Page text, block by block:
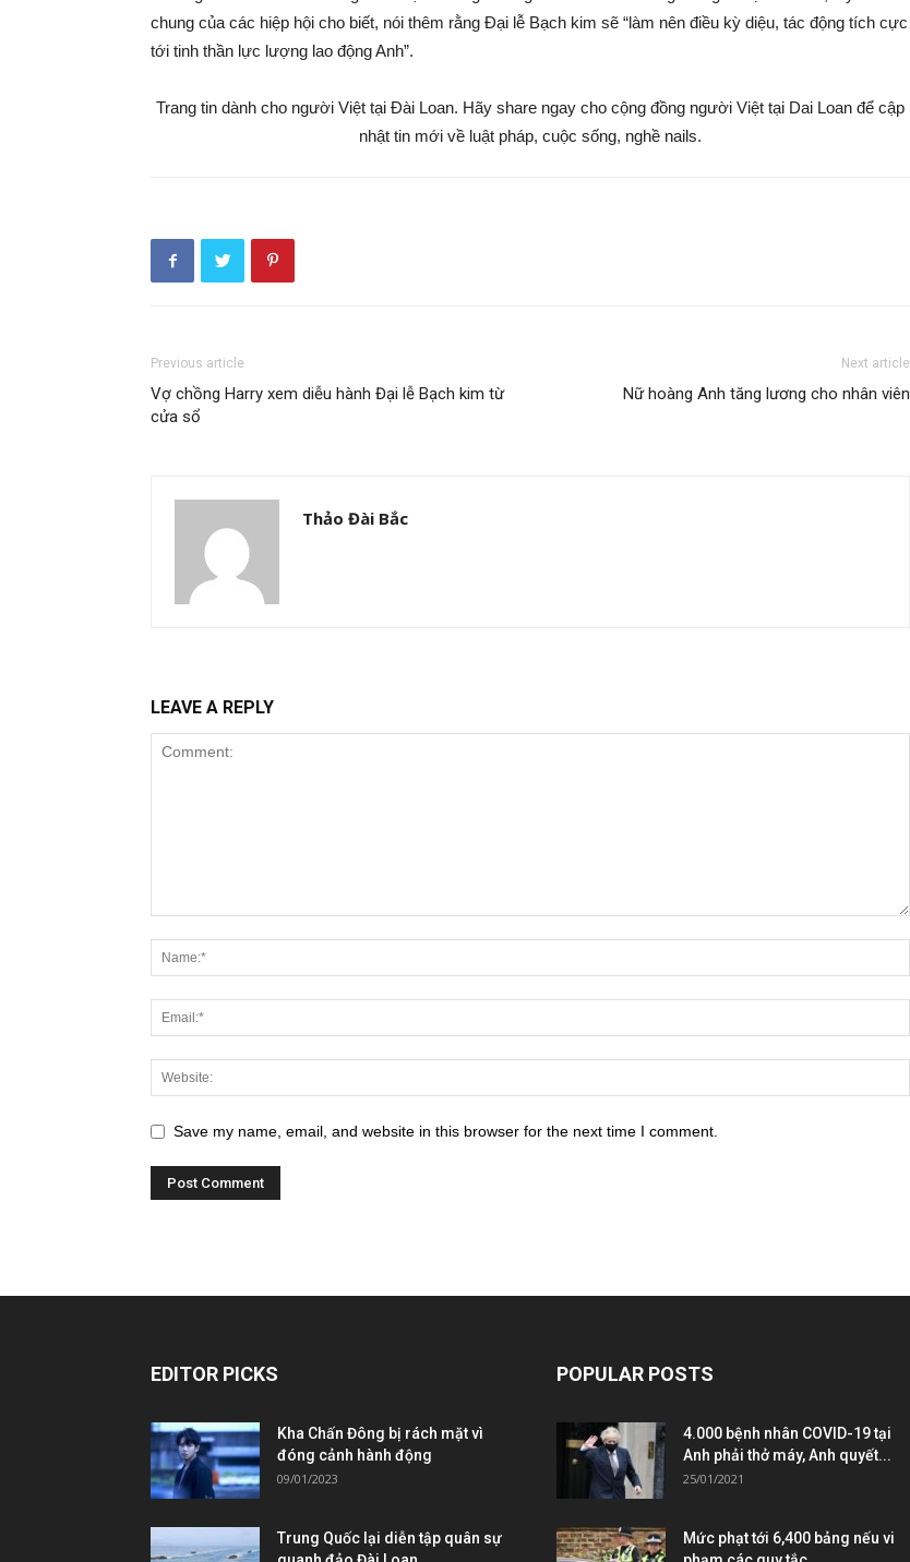
chung của các hiệp hội cho biết, nói thêm rằng Đại lễ Bạch kim sẽ “làm nên điều kỳ diệu, tác động tích cực
tới tinh thần lực lượng lao động Anh”.
Trang tin dành cho người Việt tại Đài Loan. Hãy share ngay cho cộng đồng người Việt tại Dai Loan để cập
nhật tin mới về luật pháp, cuộc sống, nghề nails.
Previous article
Vợ chồng Harry xem diễu hành Đại lễ Bạch kim từ
cửa sổ
Next article
Nữ hoàng Anh tăng lương cho nhân viên
Thảo Đài Bắc
LEAVE A REPLY
Save my name, email, and website in this browser for the next time I comment.
EDITOR PICKS
Kha Chấn Đông bị rách mặt vì
đóng cảnh hành động
09/01/2023
Trung Quốc lại diễn tập quân sự
POPULAR POSTS
4.000 bệnh nhân COVID-19 tại
Anh phải thở máy, Anh quyết...
25/01/2021
Mức phạt tới 6,400 bảng nếu vi